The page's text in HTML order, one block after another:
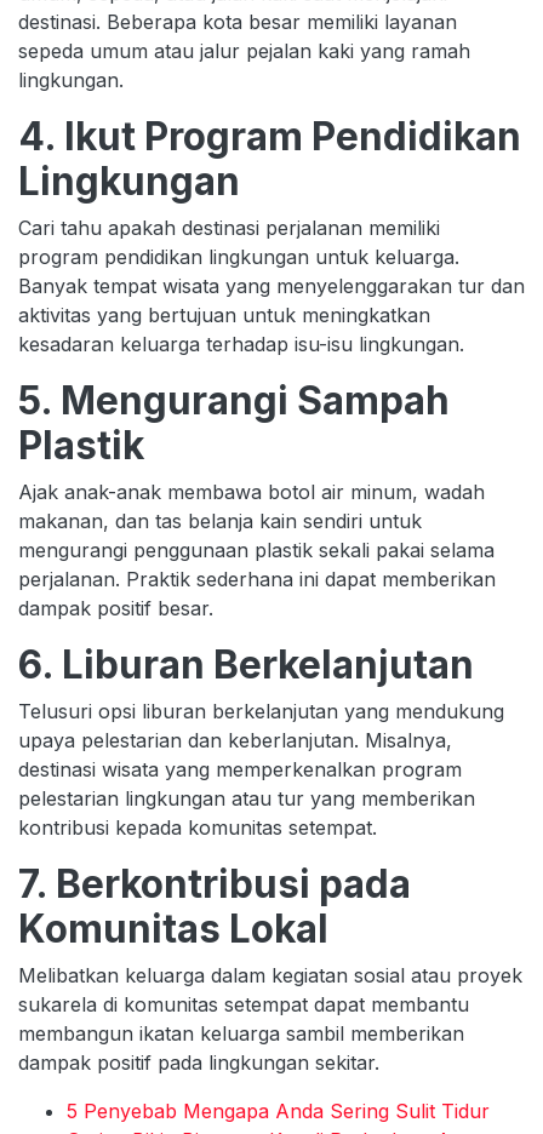
destinasi. Beberapa kota besar memiliki layanan
sepeda umum atau jalur pejalan kaki yang ramah
lingkungan.
4. Ikut Program Pendidikan
Lingkungan
Cari tahu apakah destinasi perjalanan memiliki
program pendidikan lingkungan untuk keluarga.
Banyak tempat wisata yang menyelenggarakan tur dan
aktivitas yang bertujuan untuk meningkatkan
kesadaran keluarga terhadap isu-isu lingkungan.
5. Mengurangi Sampah
Plastik
Ajak anak-anak membawa botol air minum, wadah
makanan, dan tas belanja kain sendiri untuk
mengurangi penggunaan plastik sekali pakai selama
perjalanan. Praktik sederhana ini dapat memberikan
dampak positif besar.
6. Liburan Berkelanjutan
Telusuri opsi liburan berkelanjutan yang mendukung
upaya pelestarian dan keberlanjutan. Misalnya,
destinasi wisata yang memperkenalkan program
pelestarian lingkungan atau tur yang memberikan
kontribusi kepada komunitas setempat.
7. Berkontribusi pada
Komunitas Lokal
Melibatkan keluarga dalam kegiatan sosial atau proyek
sukarela di komunitas setempat dapat membantu
membangun ikatan keluarga sambil memberikan
dampak positif pada lingkungan sekitar.
5 Penyebab Mengapa Anda Sering Sulit Tidur